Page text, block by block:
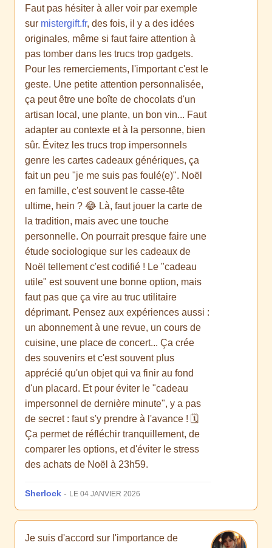
Faut pas hésiter à aller voir par exemple
sur mistergift.fr, des fois, il y a des idées
originales, même si faut faire attention à
pas tomber dans les trucs trop gadgets.
Pour les remerciements, l'important c'est le
geste. Une petite attention personnalisée,
ça peut être une boîte de chocolats d'un
artisan local, une plante, un bon vin... Faut
adapter au contexte et à la personne, bien
sûr. Évitez les trucs trop impersonnels
genre les cartes cadeaux génériques, ça
fait un peu "je me suis pas foulé(e)". Noël
en famille, c'est souvent le casse-tête
ultime, hein ? 😂 Là, faut jouer la carte de
la tradition, mais avec une touche
personnelle. On pourrait presque faire une
étude sociologique sur les cadeaux de
Noël tellement c'est codifié ! Le "cadeau
utile" est souvent une bonne option, mais
faut pas que ça vire au truc utilitaire
déprimant. Pensez aux expériences aussi :
un abonnement à une revue, un cours de
cuisine, une place de concert... Ça crée
des souvenirs et c'est souvent plus
apprécié qu'un objet qui va finir au fond
d'un placard. Et pour éviter le "cadeau
impersonnel de dernière minute", y a pas
de secret : faut s'y prendre à l'avance ! 🗓️
Ça permet de réfléchir tranquillement, de
comparer les options, et d'éviter le stress
des achats de Noël à 23h59.
Sherlock - LE 04 JANVIER 2026
Je suis d'accord sur l'importance de